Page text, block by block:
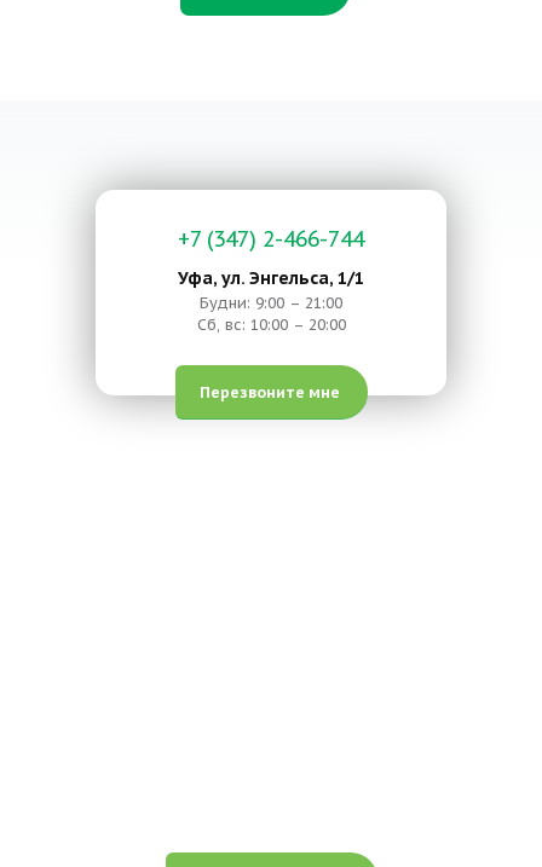
+7 (347) 2-466-744
Уфа, ул. Энгельса, 1/1
Будни: 9:00 – 21:00
Сб, вс: 10:00 – 20:00
Перезвоните мне